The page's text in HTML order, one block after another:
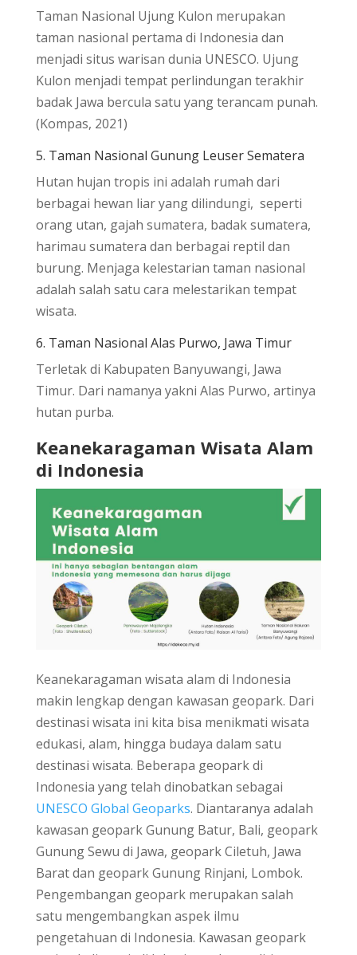
Taman Nasional Ujung Kulon merupakan
taman nasional pertama di Indonesia dan
menjadi situs warisan dunia UNESCO. Ujung
Kulon menjadi tempat perlindungan terakhir
badak Jawa bercula satu yang terancam punah.
(Kompas, 2021)
5. Taman Nasional Gunung Leuser Sematera
Hutan hujan tropis ini adalah rumah dari
berbagai hewan liar yang dilindungi, seperti
orang utan, gajah sumatera, badak sumatera,
harimau sumatera dan berbagai reptil dan
burung. Menjaga kelestarian taman nasional
adalah salah satu cara melestarikan tempat
wisata.
6. Taman Nasional Alas Purwo, Jawa Timur
Terletak di Kabupaten Banyuwangi, Jawa
Timur. Dari namanya yakni Alas Purwo, artinya
hutan purba.
Keanekaragaman Wisata Alam
di Indonesia
Keanekaragaman wisata alam di Indonesia
makin lengkap dengan kawasan geopark. Dari
destinasi wisata ini kita bisa menikmati wisata
edukasi, alam, hingga budaya dalam satu
destinasi wisata. Beberapa geopark di
Indonesia yang telah dinobatkan sebagai
UNESCO Global Geoparks. Diantaranya adalah
kawasan geopark Gunung Batur, Bali, geopark
Gunung Sewu di Jawa, geopark Ciletuh, Jawa
Barat dan geopark Gunung Rinjani, Lombok.
Pengembangan geopark merupakan salah
satu mengembangkan aspek ilmu
pengetahuan di Indonesia. Kawasan geopark